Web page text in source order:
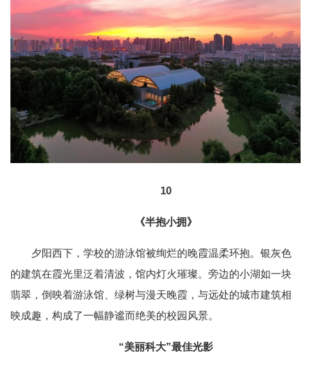
10
《半抱小拥》
夕阳西下，学校的游泳馆被绚烂的晚霞温柔环抱。银灰色
的建筑在霞光里泛着清波，馆内灯火璀璨。旁边的小湖如一块
翡翠，倒映着游泳馆、绿树与漫天晚霞，与远处的城市建筑相
映成趣，构成了一幅静谧而绝美的校园风景。
“美丽科大”最佳光影